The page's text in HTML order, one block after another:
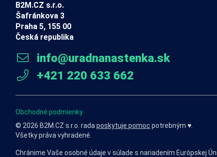
B2M.CZ s.r.o.
Šafránkova 3
Praha 5, 155 00
Česká republika
info@uradnanastenka.sk
+421 220 633 662
Obchodné podmienky
© 2026 B2M.CZ s.r.o. rada poskytuje pomoc potrebným ♥️.
Všetky práva vyhradené.
Chránime Vaše osobné údaje v súlade s nariadením Európskej